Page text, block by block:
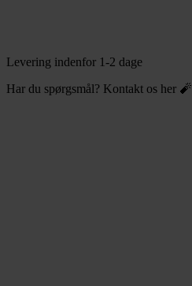
Levering indenfor 1-2 dage
Har du spørgsmål? Kontakt os her 🧨